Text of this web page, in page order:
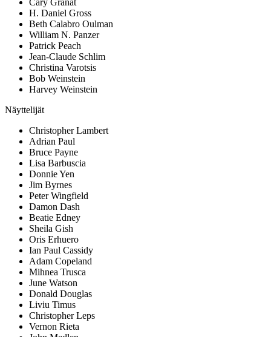
Cary Granat
H. Daniel Gross
Beth Calabro Oulman
William N. Panzer
Patrick Peach
Jean-Claude Schlim
Christina Varotsis
Bob Weinstein
Harvey Weinstein
Näyttelijät
Christopher Lambert
Adrian Paul
Bruce Payne
Lisa Barbuscia
Donnie Yen
Jim Byrnes
Peter Wingfield
Damon Dash
Beatie Edney
Sheila Gish
Oris Erhuero
Ian Paul Cassidy
Adam Copeland
Mihnea Trusca
June Watson
Donald Douglas
Liviu Timus
Christopher Leps
Vernon Rieta